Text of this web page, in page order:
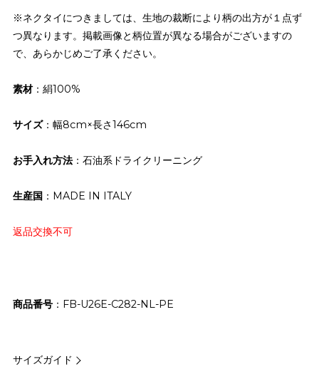
※ネクタイにつきましては、生地の裁断により柄の出方が１点ず
つ異なります。掲載画像と柄位置が異なる場合がございますの
で、あらかじめご了承ください。
素材：絹100%
サイズ：幅8cm×長さ146cm
お手入れ方法：石油系ドライクリーニング
生産国 ：MADE IN ITALY
返品交換不可
商品番号 FB-U26E-C282-NL-PE
サイズガイド